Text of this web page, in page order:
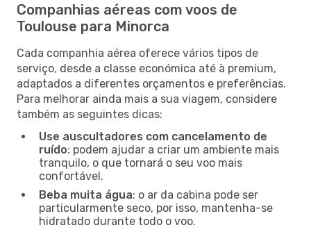
Companhias aéreas com voos de
Toulouse para Minorca
Cada companhia aérea oferece vários tipos de
serviço, desde a classe económica até à premium,
adaptados a diferentes orçamentos e preferências.
Para melhorar ainda mais a sua viagem, considere
também as seguintes dicas:
Use auscultadores com cancelamento de
ruído: podem ajudar a criar um ambiente mais
tranquilo, o que tornará o seu voo mais
confortável.
Beba muita água: o ar da cabina pode ser
particularmente seco, por isso, mantenha-se
hidratado durante todo o voo.